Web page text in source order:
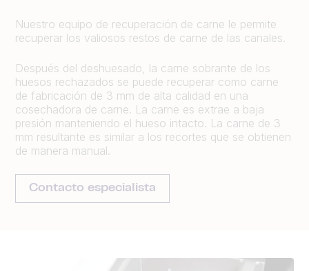
Nuestro equipo de recuperación de carne le permite
recuperar los valiosos restos de carne de las canales.
Después del deshuesado, la carne sobrante de los
huesos rechazados se puede recuperar como carne
de fabricación de 3 mm de alta calidad en una
cosechadora de carne. La carne es extrae a baja
presión manteniendo el hueso intacto. La carne de 3
mm resultante es similar a los recortes que se obtienen
de manera manual.
Contacto especialista